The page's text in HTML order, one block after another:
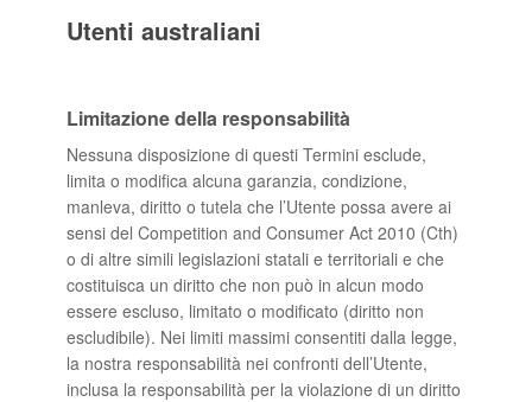
Utenti australiani
Limitazione della responsabilità
Nessuna disposizione di questi Termini esclude,
limita o modifica alcuna garanzia, condizione,
manleva, diritto o tutela che l’Utente possa avere ai
sensi del Competition and Consumer Act 2010 (Cth)
o di altre simili legislazioni statali e territoriali e che
costituisca un diritto che non può in alcun modo
essere escluso, limitato o modificato (diritto non
escludibile). Nei limiti massimi consentiti dalla legge,
la nostra responsabilità nei confronti dell’Utente,
inclusa la responsabilità per la violazione di un diritto